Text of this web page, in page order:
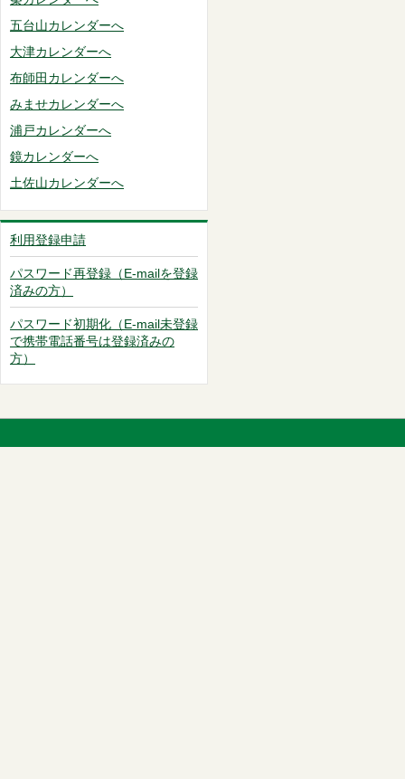
五台山カレンダーへ
大津カレンダーへ
布師田カレンダーへ
みませカレンダーへ
浦戸カレンダーへ
鏡カレンダーへ
土佐山カレンダーへ
利用登録申請
パスワード再登録（E-mailを登録
済みの方）
パスワード初期化（E-mail未登録
で携帯電話番号は登録済みの
方）